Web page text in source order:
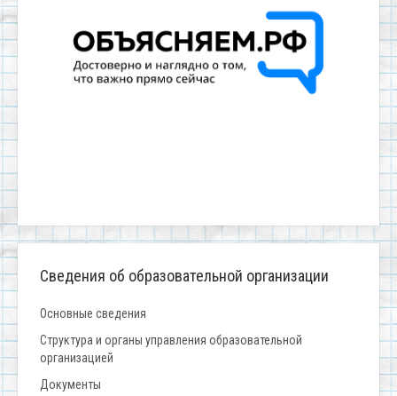
Сведения об образовательной организации
Основные сведения
Структура и органы управления образовательной
организацией
Документы